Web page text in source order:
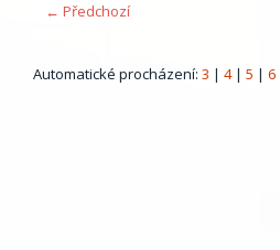
← Předchozí
Automatické procházení: 3 | 4| 5 | 6